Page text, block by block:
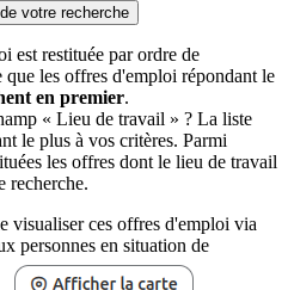
votre recherche
est restituée par ordre de
les offres d'emploi répondant le
en premier.
« Lieu de travail » ? La liste
le plus à vos critères. Parmi
les offres dont le lieu de travail
recherche.
visualiser ces offres d'emploi via
personnes en situation de